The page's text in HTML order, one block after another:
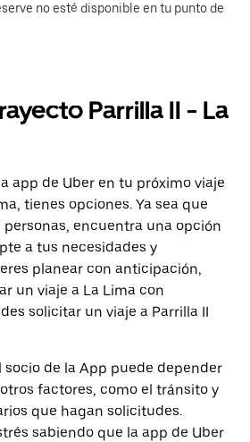
no esté disponible en tu punto de
Parrilla II - La
app de Uber en tu próximo viaje
tienes opciones. Ya sea que
personas, encuentra una opción
a tus necesidades y
planear con anticipación,
un viaje a La Lima con
solicitar un viaje a Parrilla II
socio de la App puede depender
factores, como el tránsito y
que hagan solicitudes.
sabiendo que la app de Uber